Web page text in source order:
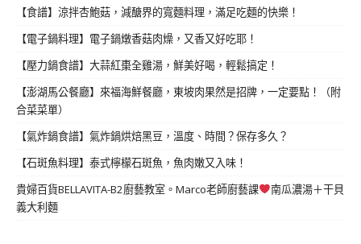
【食譜】涼拌杏鮑菇，減醣界的寬麵料理，滿足吃麵的快樂！
【電子鍋料理】電子鍋燉香菇肉燥，又香又好吃耶！
【壓力鍋食譜】大蒜紅棗全雞湯，鮮美好喝，輕鬆搞定！
【澎湖馬公餐廳】來福海鮮餐廳，東坡肉果然是招牌，一定要點！（附
合菜菜單）
【氣炸鍋食譜】氣炸鍋烘焙黑豆，溫度、時間？保存多久？
【石斑魚料理】泰式檸檬石斑魚，魚肉嫩又入味！
貴婦百貨BELLAVITA-B2廚藝教室。Marco老師廚藝課
南瓜濃湯＋干貝
義大利麵